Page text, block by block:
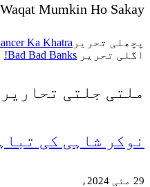
Mumkin Ho Sakay.
پچھلی تحریر Ka Khatra!
اگلی تحریر Bad Bad Banks!
ملتی جلتی تحاریر
نوکر شاہی کی
29 مئی 2024ء